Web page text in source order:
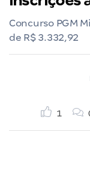
Concurso PGM
de R$ 3.332,92
1